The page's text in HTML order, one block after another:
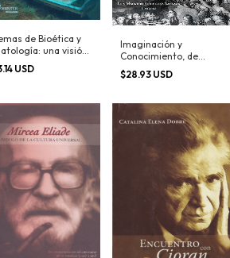
de Bioética y
una visión
USD
Imaginación y
Conocimiento, de
Descartes a Freud
$28.93 USD